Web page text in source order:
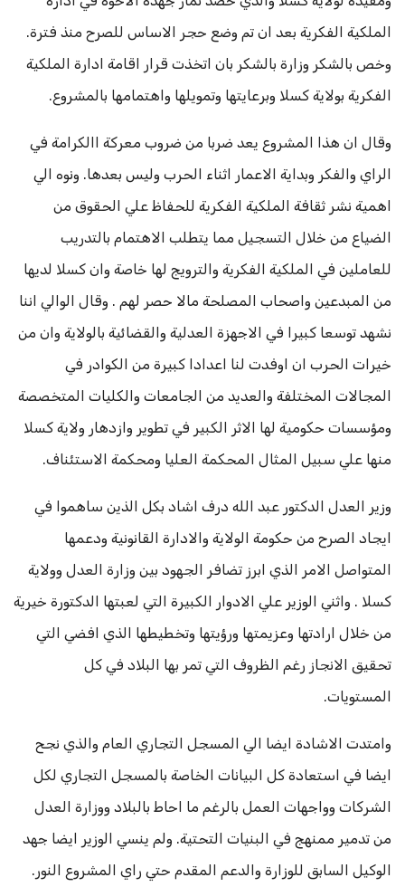
الملكية الفكرية بعد ان تم وضع حجر الاساس للصرح منذ فترة.
وخص بالشكر وزارة بالشكر بان اتخذت قرار اقامة ادارة الملكية
الفكرية بولاية كسلا وبرعايتها وتمويلها واهتمامها بالمشروع.
وقال ان هذا المشروع يعد ضربا من ضروب معركة االكرامة في
الراي والفكر وبداية الاعمار اثناء الحرب وليس بعدها. ونوه الي
اهمية نشر ثقافة الملكية الفكرية للحفاظ علي الحقوق من
الضياع من خلال التسجيل مما يتطلب الاهتمام بالتدريب
للعاملين في الملكية الفكرية والترويج لها خاصة وان كسلا لديها
من المبدعين واصحاب المصلحة مالا حصر لهم . وقال الوالي اننا
نشهد توسعا كبيرا في الاجهزة العدلية والقضائية بالولاية وان من
خيرات الحرب ان اوفدت لنا اعدادا كبيرة من الكوادر في
المجالات المختلفة والعديد من الجامعات والكليات المتخصصة
ومؤسسات حكومية لها الاثر الكبير في تطوير وازدهار ولاية كسلا
منها علي سبيل المثال المحكمة العليا ومحكمة الاستئناف.
وزير العدل الدكتور عبد الله درف اشاد بكل الذين ساهموا في
ايجاد الصرح من حكومة الولاية والادارة القانونية ودعمها
المتواصل الامر الذي ابرز تضافر الجهود بين وزارة العدل وولاية
كسلا . واثني الوزير علي الادوار الكبيرة التي لعبتها الدكتورة خيرية
من خلال ارادتها وعزيمتها ورؤيتها وتخطيطها الذي افضي التي
تحقيق الانجاز رغم الظروف التي تمر بها البلاد في كل
المستويات.
وامتدت الاشادة ايضا الي المسجل التجاري العام والذي نجح
ايضا في استعادة كل البيانات الخاصة بالمسجل التجاري لكل
الشركات وواجهات العمل بالرغم ما احاط بالبلاد ووزارة العدل
من تدمير ممنهج في البنيات التحتية. ولم ينسي الوزير ايضا جهد
الوكيل السابق للوزارة والدعم المقدم حتي راي المشروع النور.